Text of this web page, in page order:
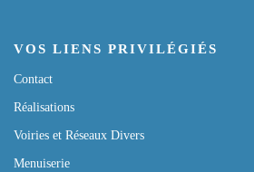
VOS LIENS PRIVILÉGIÉS
Contact
Réalisations
Voiries et Réseaux Divers
Menuiserie